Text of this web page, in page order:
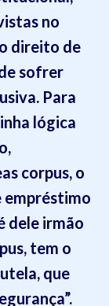
no
direito de
sofrer
Para
lógica
corpus, o
dele irmão
tem o
que